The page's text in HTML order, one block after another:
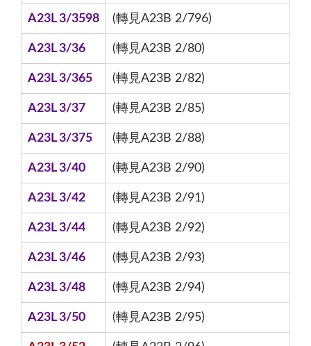
A23L 3/3598 (轉見A23B 2/796)
A23L 3/36 (轉見A23B 2/80)
A23L 3/365 (轉見A23B 2/82)
A23L 3/37 (轉見A23B 2/85)
A23L 3/375 (轉見A23B 2/88)
A23L 3/40 (轉見A23B 2/90)
A23L 3/42 (轉見A23B 2/91)
A23L 3/44 (轉見A23B 2/92)
A23L 3/46 (轉見A23B 2/93)
A23L 3/48 (轉見A23B 2/94)
A23L 3/50 (轉見A23B 2/95)